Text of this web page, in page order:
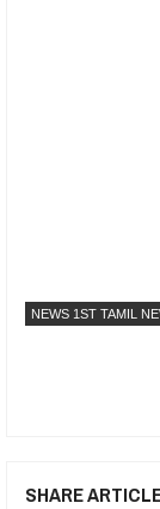
NEWS 1ST TAMIL
SHARE